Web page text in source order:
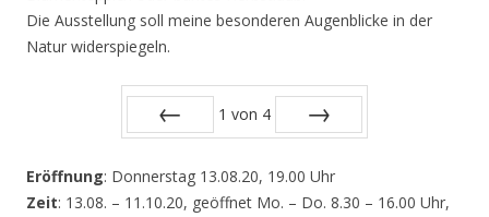
Die Ausstellung soll meine besonderen Augenblicke in der
Natur widerspiegeln.
1 von 4
Eröffnung: Donnerstag 13.08.20, 19.00 Uhr
Zeit: 13.08. – 11.10.20, geöffnet Mo. – Do. 8.30 – 16.00 Uhr,